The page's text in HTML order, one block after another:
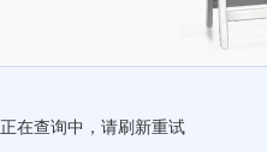
正在查询中，请刷新重试